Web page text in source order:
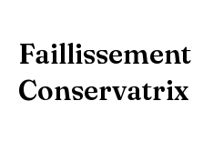
Faillissement
Conservatrix